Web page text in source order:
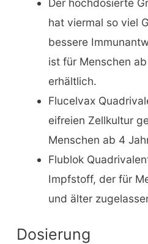
hat viermal so viel
bessere
ist für Menschen
erhältlich.
Flucelvax
eifreien Zellkultur
Menschen ab 4
Flublok
Impfstoff, der für
und älter
Dosierung